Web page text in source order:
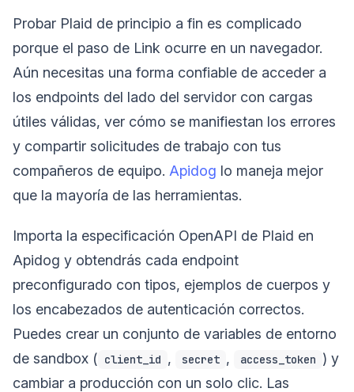
Probar Plaid de principio a fin es complicado
porque el paso de Link ocurre en un navegador.
Aún necesitas una forma confiable de acceder a
los endpoints del lado del servidor con cargas
útiles válidas, ver cómo se manifiestan los errores
y compartir solicitudes de trabajo con tus
compañeros de equipo. Apidog lo maneja mejor
que la mayoría de las herramientas.
Importa la especificación OpenAPI de Plaid en
Apidog y obtendrás cada endpoint
preconfigurado con tipos, ejemplos de cuerpos y
los encabezados de autenticación correctos.
Puedes crear un conjunto de variables de entorno
de sandbox ( client_id , secret , access_token ) y
cambiar a producción con un solo clic. Las